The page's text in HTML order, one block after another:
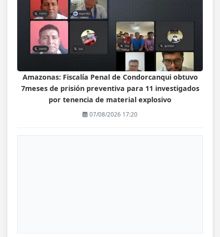
Amazonas: Fiscalía Penal de Condorcanqui obtuvo
7meses de prisión preventiva para 11 investigados
por tenencia de material explosivo
07/08/2026 17:20